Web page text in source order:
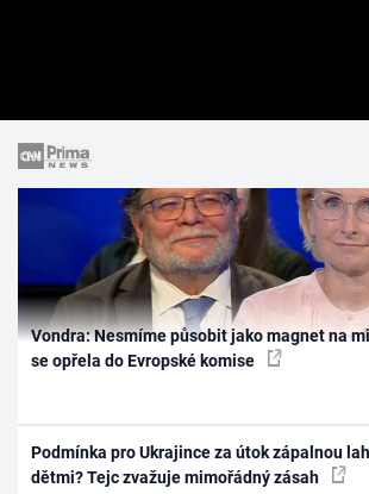
Vondra: Nesmíme působit jako magnet na
se opřela do Evropské komise
Podmínka pro Ukrajince za útok zápalnou
dětmi? Tejc zvažuje mimořádný zásah